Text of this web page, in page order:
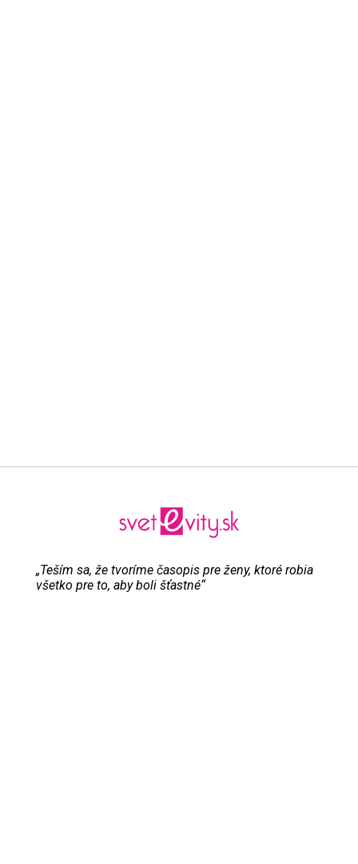
„Teším sa, že tvoríme časopis pre ženy, ktoré robia
všetko pre to, aby boli šťastné“